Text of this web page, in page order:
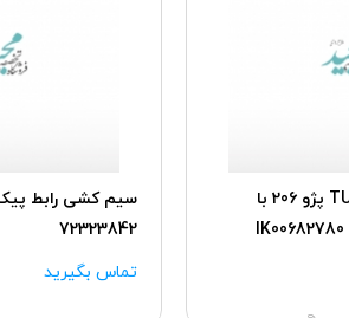
سیم کشی موتور TU3 پژو 206 با
سیم کشی رابط
72323842
تماس بگیرید